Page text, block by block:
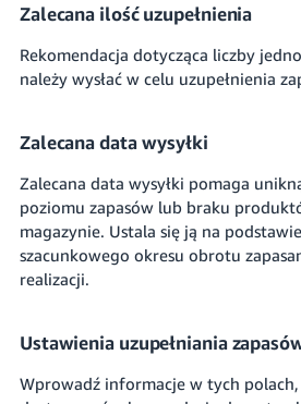
Zalecana ilość uzupełnienia
Rekomendacja dotycząca liczby
należy wysłać w celu uzupełnienia
Zalecana data wysyłki
Zalecana data wysyłki pomaga
poziomu zapasów lub braku
magazynie. Ustala się ją na podstawie
szacunkowego okresu obrotu
realizacji.
Ustawienia uzupełniania
Wprowadź informacje w tych